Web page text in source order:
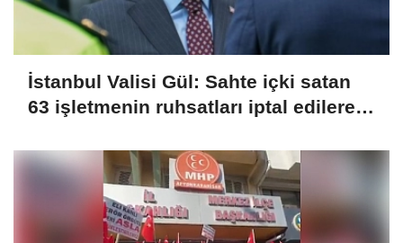
İstanbul Valisi Gül: Sahte içki satan
63 işletmenin ruhsatları iptal edilerek